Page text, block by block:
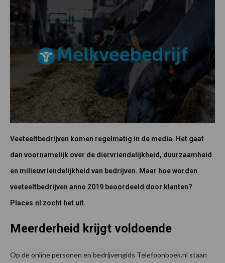
Veeteeltbedrijven komen regelmatig in de media. Het gaat
dan voornamelijk over de diervriendelijkheid, duurzaamheid
en milieuvriendelijkheid van bedrijven. Maar hoe worden
veeteeltbedrijven anno 2019 beoordeeld door klanten?
Places.nl zocht het uit.
Meerderheid krijgt voldoende
Op de online personen en bedrijvengids Telefoonboek.nl staan